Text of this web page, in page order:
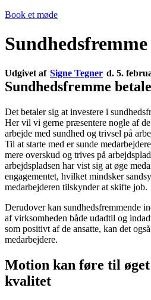
Book et møde
Udgivet af Signe Tegner d. 5.
Sundhedsfremme
Det betaler sig at investere i
Her vil vi gerne præsentere nogle af
arbejde med sundhed og trivsel på
Til at starte med er sunde
mere overskud og trives på
arbejdspladsen har vist sig at øge
engagementet, hvilket mindsker
medarbejderen tilskynder at skifte job.
Derudover kan sundhedsfremmende
af virksomheden både udadtil og
som positivt af de ansatte, kan det
medarbejdere.
Motion kan føre til
kvalitet